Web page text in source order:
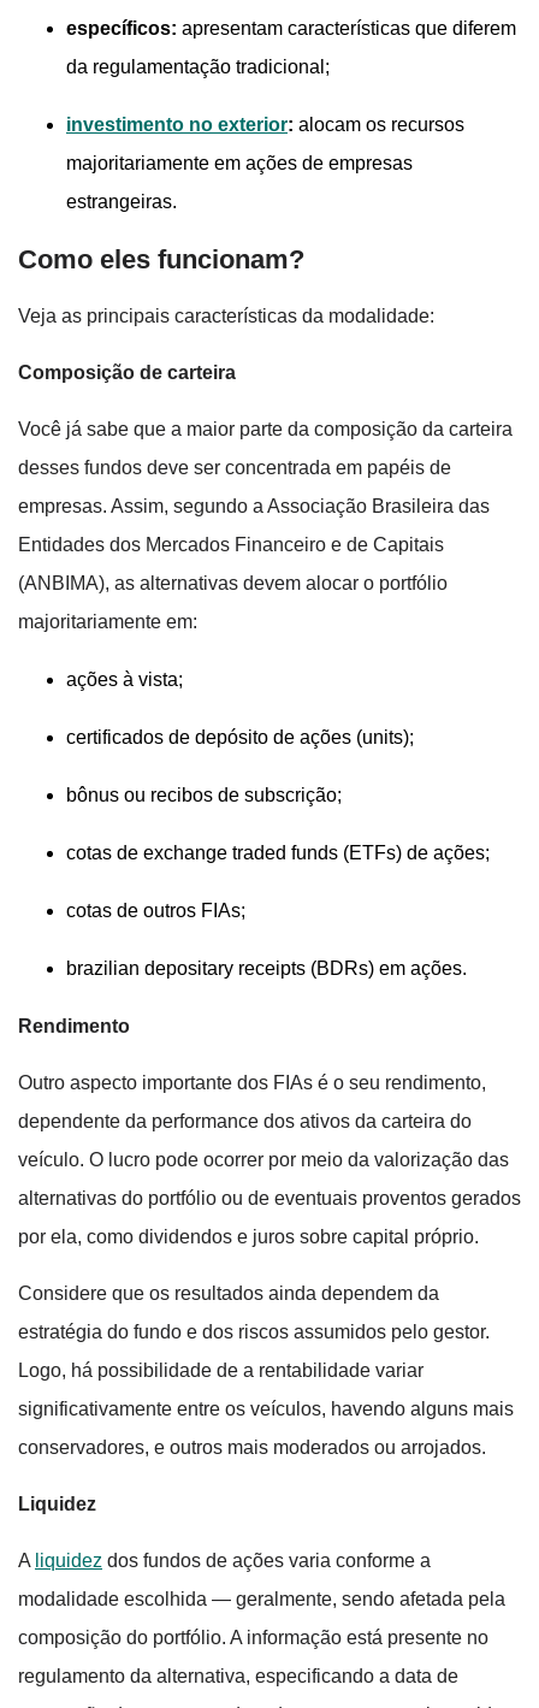
específicos: apresentam características que diferem
da regulamentação tradicional;
investimento no exterior: alocam os recursos
majoritariamente em ações de empresas
estrangeiras.
Como eles funcionam?
Veja as principais características da modalidade:
Composição de carteira
Você já sabe que a maior parte da composição da carteira
desses fundos deve ser concentrada em papéis de
empresas. Assim, segundo a Associação Brasileira das
Entidades dos Mercados Financeiro e de Capitais
(ANBIMA), as alternativas devem alocar o portfólio
majoritariamente em:
ações à vista;
certificados de depósito de ações (units);
bônus ou recibos de subscrição;
cotas de exchange traded funds (ETFs) de ações;
cotas de outros FIAs;
brazilian depositary receipts (BDRs) em ações.
Rendimento
Outro aspecto importante dos FIAs é o seu rendimento,
dependente da performance dos ativos da carteira do
veículo. O lucro pode ocorrer por meio da valorização das
alternativas do portfólio ou de eventuais proventos gerados
por ela, como dividendos e juros sobre capital próprio.
Considere que os resultados ainda dependem da
estratégia do fundo e dos riscos assumidos pelo gestor.
Logo, há possibilidade de a rentabilidade variar
significativamente entre os veículos, havendo alguns mais
conservadores, e outros mais moderados ou arrojados.
Liquidez
A liquidez dos fundos de ações varia conforme a
modalidade escolhida — geralmente, sendo afetada pela
composição do portfólio. A informação está presente no
regulamento da alternativa, especificando a data de